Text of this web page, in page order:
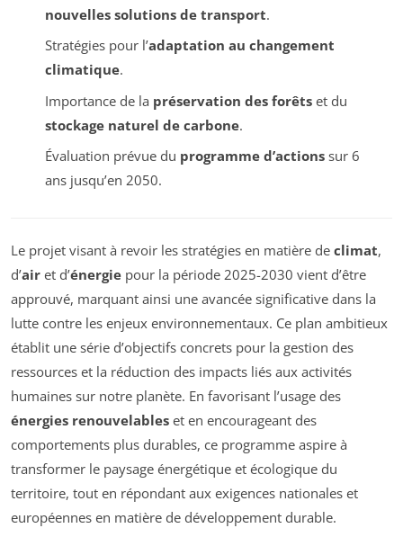
nouvelles solutions de transport.
Stratégies pour l’adaptation au changement
climatique.
Importance de la préservation des forêtset du
stockage naturel de carbone.
Évaluation prévue du programme d’actionssur 6
ans jusqu’en 2050.
Le projet visant à revoir les stratégies en matière de climat,
d’air et d’énergie pour la période 2025-2030 vient d’être
approuvé, marquant ainsi une avancée significative dans la
lutte contre les enjeux environnementaux. Ce plan ambitieux
établit une série d’objectifs concrets pour la gestion des
ressources et la réduction des impacts liés aux activités
humaines sur notre planète. En favorisant l’usage des
énergies renouvelables et en encourageant des
comportements plus durables, ce programme aspire à
transformer le paysage énergétique et écologique du
territoire, tout en répondant aux exigences nationales et
européennes en matière de développement durable.